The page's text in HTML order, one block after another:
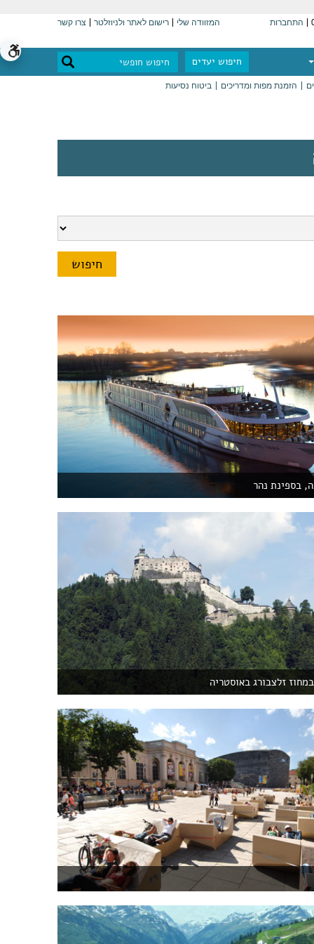
התחברות המזוודה שלי רישום לאתר ולניוזלטר צרו קשר
חיפוש יעדים
הזמנת מפות ומדריכים ביטוח נסיעות
בספינת נהר
זלצבורג באוסטריה